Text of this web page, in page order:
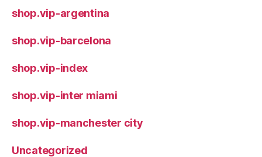
shop.vip-argentina
shop.vip-barcelona
shop.vip-index
shop.vip-inter miami
shop.vip-manchester city
Uncategorized